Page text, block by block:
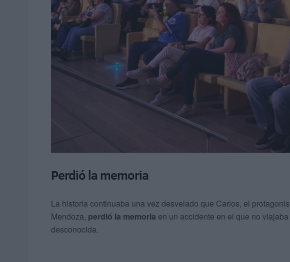
Perdió la memoria
La historia continuaba una vez desvelado que Carlos, el
Mendoza, perdió la memoria en un accidente en el que no
desconocida.